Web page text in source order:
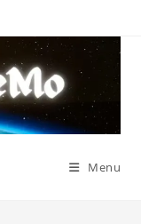
Menu